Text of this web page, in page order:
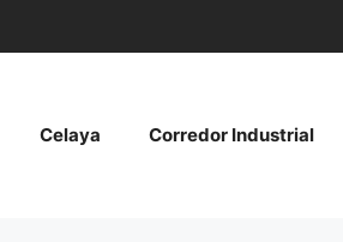
Celaya Corredor Industrial